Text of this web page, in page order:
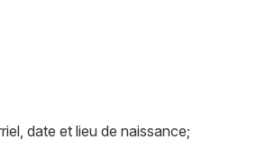
date et lieu de naissance;